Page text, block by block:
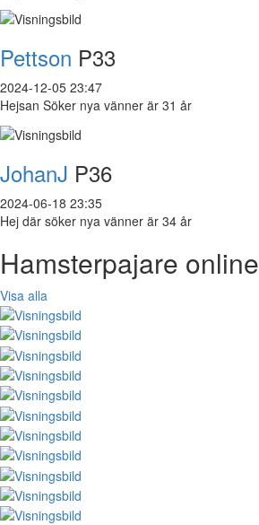
Pettson P33
2024-12-05 23:47
Hejsan Söker nya vänner är 31 år
JohanJ P36
2024-06-18 23:35
Hej där söker nya vänner är 34 år
Hamsterpajare online
Visa alla